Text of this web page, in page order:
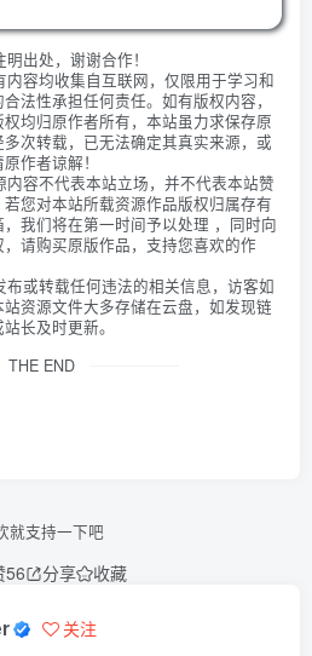
出处，谢谢合作！
容均收集自互联网，仅限用于学习和
法性承担任何责任。如有版权内容，
均归原作者所有，本站虽力求保存原
次转载，已无法确定其真实来源，或
作者谅解！
容不代表本站立场，并不代表本站赞
您对本站所载资源作品版权归属存有
我们将在第一时间予以处理 ，同时向
请购买原版作品，支持您喜欢的作
或转载任何违法的相关信息，访客如
资源文件大多存储在云盘，如发现链
长及时更新。
THE END
就支持一下吧
56 分享 收藏
关注